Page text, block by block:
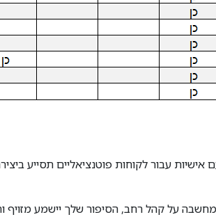
עבור לקוחות פוטנציאליים תסייע
על קהל רחב, הסיפור שלך יישמע מזויף